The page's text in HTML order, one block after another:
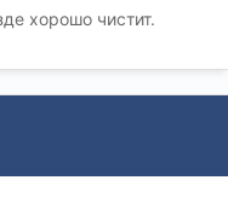
хорошо чистит.